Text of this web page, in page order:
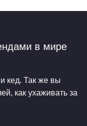
в мире
кед. Так же вы
как ухаживать за